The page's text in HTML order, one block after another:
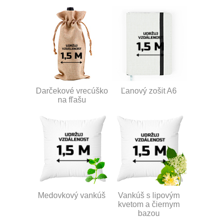
Darčekové vrecúško
na fľašu
Ľanový zošit A6
Medovkový vankúš
Vankúš s lipovým
kvetom a čiernym
bazou